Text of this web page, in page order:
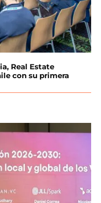
Real Estate
con su primera